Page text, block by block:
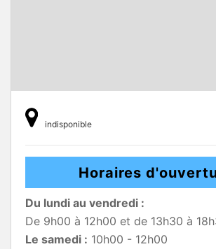
indisponible
Horaires
Du lundi au vendredi :
De 9h00 à 12h00 et de 13h30 à
Le samedi : 10h00 - 12h00